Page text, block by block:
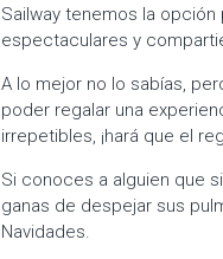
Sailway tenemos la
espectaculares y
A lo mejor no lo sabías,
poder regalar una
irrepetibles, ¡hará que el
Si conoces a alguien que
ganas de despejar sus
Navidades.